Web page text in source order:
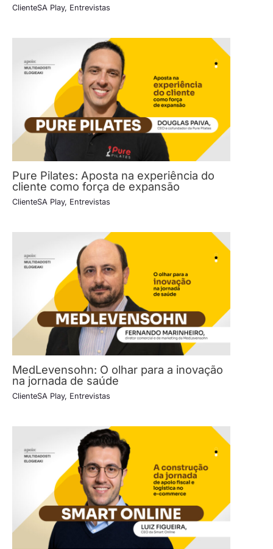
ClienteSA Play, Entrevistas
Pure Pilates: Aposta na experiência do
cliente como força de expansão
ClienteSA Play, Entrevistas
MedLevensohn: O olhar para a inovação
na jornada de saúde
ClienteSA Play, Entrevistas